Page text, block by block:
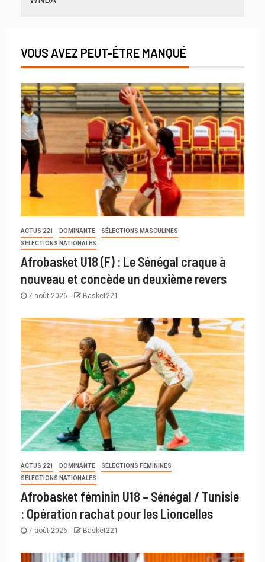
VOUS AVEZ PEUT-ÊTRE MANQUÉ
ACTUS 221 DOMINANTE
SÉLECTIONS MASCULINES
SÉLECTIONS NATIONALES
Afrobasket U18 (F) : Le Sénégal craque à
nouveau et concède un deuxième revers
7 août 2026 Basket221
ACTUS 221 DOMINANTE
SÉLECTIONS FÉMININES
SÉLECTIONS NATIONALES
Afrobasket féminin U18 – Sénégal / Tunisie
: Opération rachat pour les Lioncelles
7 août 2026 Basket221